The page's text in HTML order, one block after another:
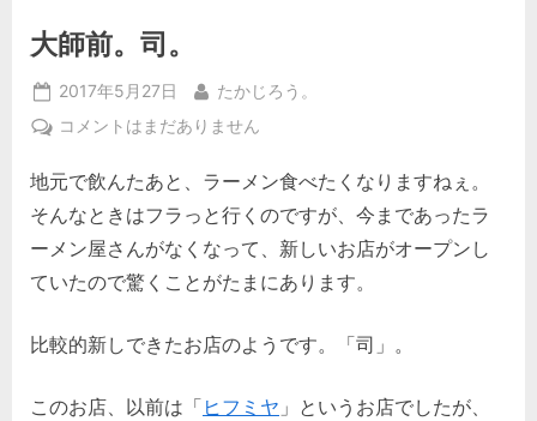
大師前。司。
Posted
on
2017年5月27日 By
たかじろう。
大
前。
司。
の
コメントはまだありません
地元で飲んたあと、ラーメン食べたくなりますねぇ。
そんなときはフラっと行くのですが、今まであったラ
ーメン屋さんがなくなって、新しいお店がオープンし
ていたので驚くことがたまにあります。
比較的新しできたお店のようです。「司」。
このお店、以前は「 ヒフミヤ 」というお店でしたが、